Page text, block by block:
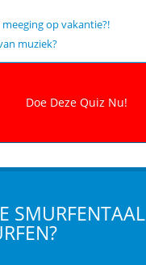
op vakantie?!
muziek?
SMURFENTAAL